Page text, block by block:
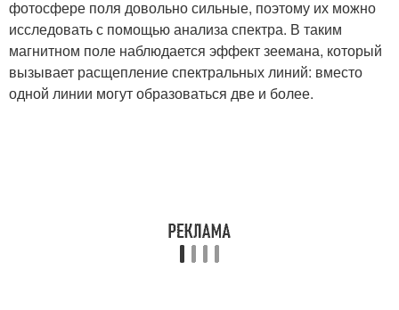
фотосфере поля довольно сильные, поэтому их можно
исследовать с помощью анализа спектра. В таким
магнитном поле наблюдается эффект зеемана, который
вызывает расщепление спектральных линий: вместо
одной линии могут образоваться две и более.